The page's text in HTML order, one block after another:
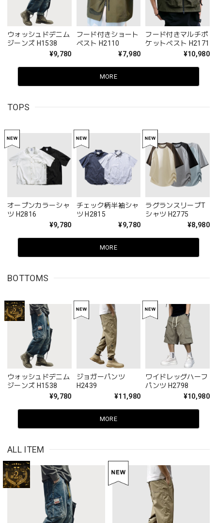
ウォッシュドデニム
ジーンズ H1538
¥9,780
フード付きショート
ベスト H2110
¥7,980
フード付きマルチポ
ケットベスト H2171
¥10,980
MORE
TOPS
オープンカラーシャ
ツ H2816
¥9,780
チェック柄半袖シャ
ツ H2815
¥9,780
ラグランスリーブT
シャツ H2775
¥8,980
MORE
BOTTOMS
ウォッシュドデニム
ジーンズ H1538
¥9,780
ジョガーパンツ
H2439
¥11,980
ワイドレッグハーフ
パンツ H2798
¥10,980
MORE
ALL ITEM